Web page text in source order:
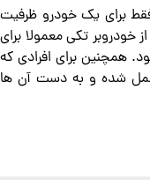
برای یک خودرو ظرفیت
تکی معمولا برای
همچنین برای افرادی که
شده و به دست آن ها